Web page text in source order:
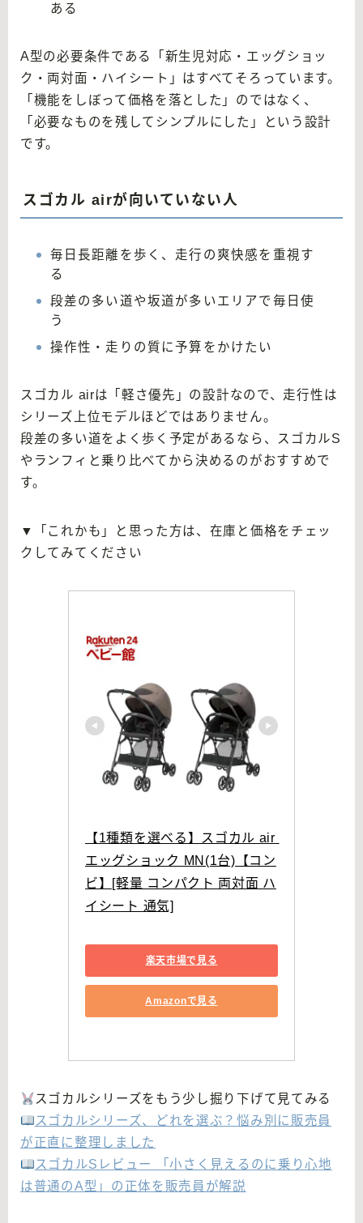
ある
A型の必要条件である「新生児対応・エッグショッ
ク・両対面・ハイシート」はすべてそろっています。
「機能をしぼって価格を落とした」のではなく、
「必要なものを残してシンプルにした」という設計
です。
スゴカル airが向いていない人
毎日長距離を歩く、走行の爽快感を重視す
る
段差の多い道や坂道が多いエリアで毎日使
う
操作性・走りの質に予算をかけたい
スゴカル airは「軽さ優先」の設計なので、走行性は
シリーズ上位モデルほどではありません。
段差の多い道をよく歩く予定があるなら、スゴカルS
やランフィと乗り比べてから決めるのがおすすめで
す。
▼「これかも」と思った方は、在庫と価格をチェッ
クしてみてください
【1種類を選べる】スゴカル air
エッグショック MN(1台)【コン
ビ】[軽量 コンパクト 両対面 ハ
イシート 通気]
楽天市場で見る
Amazonで見る
スゴカルシリーズをもう少し掘り下げて見てみる
スゴカルシリーズ、どれを選ぶ？悩み別に販売員
が正直に整理しました
スゴカルSレビュー 「小さく見えるのに乗り心地
は普通のA型」の正体を販売員が解説